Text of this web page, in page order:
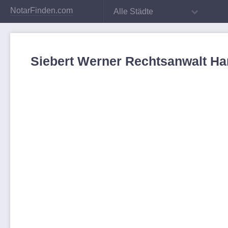
NotarFinden.com Alle Städte
Siebert Werner Rechtsanwalt